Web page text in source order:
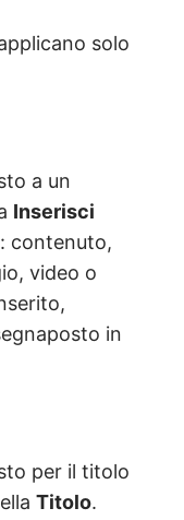
solo
a un
Inserisci
contenuto,
video o
in
per il titolo
Titolo.